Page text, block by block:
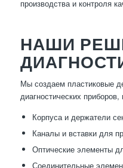
производства и контроля
НАШИ
Мы создаем пластиковые
диагностических
Корпуса и держатели
Каналы и вставки для
Оптические элементы
Соединительные